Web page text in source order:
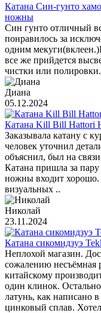
Катана Син-гунто
ножны
Син гунто отличный
понравилось за
одним
все же прийдется
чистки или
Диана
05.12.2024
Катана Kill Bill Hattori
Заказывала катану с
человек уточнил
объяснил, был на
Катана пришла за
ножны входит хорошо.
визуальных ..
Николай
23.11.2024
Катана сикомидзуэ
Неплохой магазин.
сожалению несъёмная
китайскому
один клинок.
латунь, как написано
цинковый сплав.